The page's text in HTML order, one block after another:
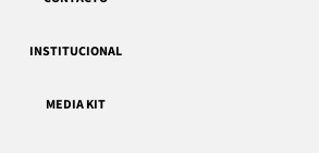
INSTITUCIONAL
MEDIA KIT